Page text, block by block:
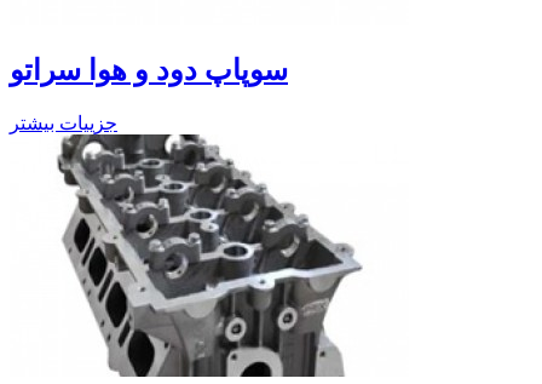
سوپاپ دود و هوا سراتو
جزییات بیشتر